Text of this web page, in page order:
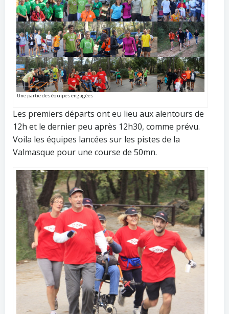
Une partie des équipes engagées
Les premiers départs ont eu lieu aux alentours de
12h et le dernier peu après 12h30, comme prévu.
Voila les équipes lancées sur les pistes de la
Valmasque pour une course de 50mn.